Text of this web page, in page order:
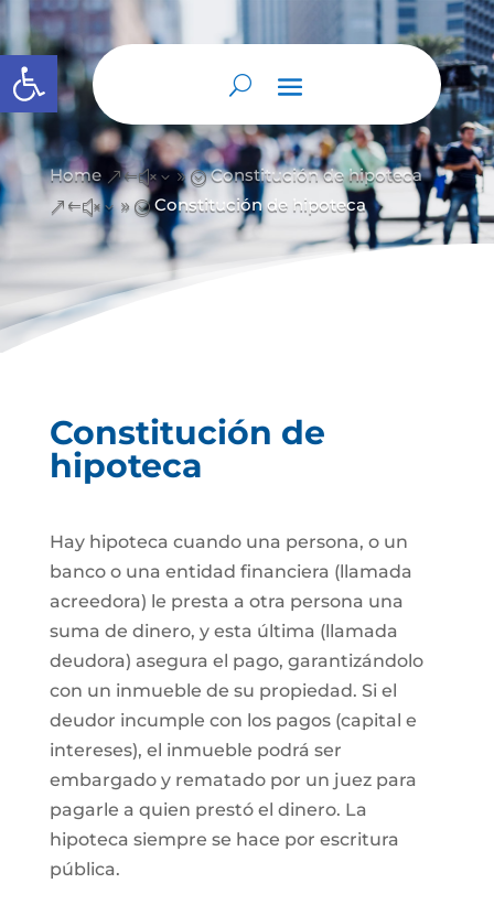
Abrir barra de herramientas
Home &#x39; Constitución de hipoteca
&#x39; Constitución de hipoteca
Constitución de
hipoteca
Hay hipoteca cuando una persona, o un
banco o una entidad financiera (llamada
acreedora) le presta a otra persona una
suma de dinero, y esta última (llamada
deudora) asegura el pago, garantizándolo
con un inmueble de su propiedad. Si el
deudor incumple con los pagos (capital e
intereses), el inmueble podrá ser
embargado y rematado por un juez para
pagarle a quien prestó el dinero. La
hipoteca siempre se hace por escritura
pública.